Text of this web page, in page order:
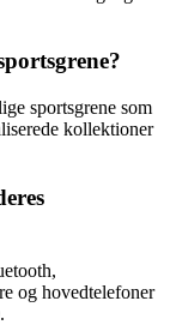
sportsgrene som
kollektioner
og hovedtelefoner